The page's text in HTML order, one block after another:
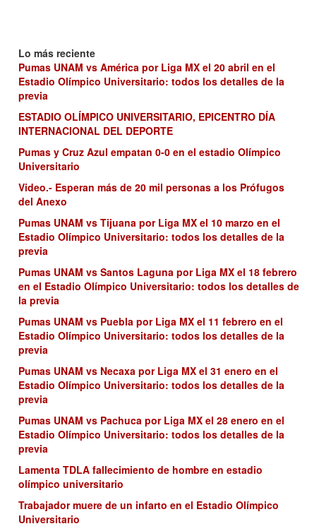
Lo más reciente
Pumas UNAM vs América por Liga MX el 20 abril en el
Estadio Olímpico Universitario: todos los detalles de la
previa
ESTADIO OLÍMPICO UNIVERSITARIO, EPICENTRO DÍA
INTERNACIONAL DEL DEPORTE
Pumas y Cruz Azul empatan 0-0 en el estadio Olímpico
Universitario
Video.- Esperan más de 20 mil personas a los Prófugos
del Anexo
Pumas UNAM vs Tijuana por Liga MX el 10 marzo en el
Estadio Olímpico Universitario: todos los detalles de la
previa
Pumas UNAM vs Santos Laguna por Liga MX el 18 febrero
en el Estadio Olímpico Universitario: todos los detalles de
la previa
Pumas UNAM vs Puebla por Liga MX el 11 febrero en el
Estadio Olímpico Universitario: todos los detalles de la
previa
Pumas UNAM vs Necaxa por Liga MX el 31 enero en el
Estadio Olímpico Universitario: todos los detalles de la
previa
Pumas UNAM vs Pachuca por Liga MX el 28 enero en el
Estadio Olímpico Universitario: todos los detalles de la
previa
Lamenta TDLA fallecimiento de hombre en estadio
olímpico universitario
Trabajador muere de un infarto en el Estadio Olímpico
Universitario